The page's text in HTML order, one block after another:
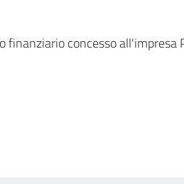
concesso all'impresa